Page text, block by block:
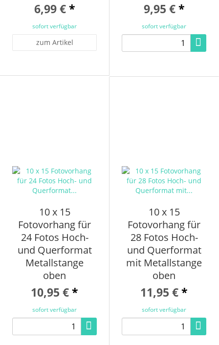
6,99 € *
sofort verfügbar
zum Artikel
9,95 € *
sofort verfügbar
10 x 15
Fotovorhang für
24 Fotos Hoch-
und Querformat
Metallstange
oben
10,95 €*
sofort verfügbar
10 x 15
Fotovorhang für
28 Fotos Hoch-
und Querformat
mit Metallstange
oben
11,95 €*
sofort verfügbar